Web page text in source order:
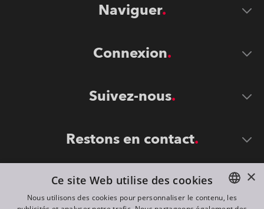
Naviguer
Connexion
Suivez-nous
Restons en contact
×
Ce site Web utilise des cookies
Nous utilisons des cookies pour personnaliser le contenu, les